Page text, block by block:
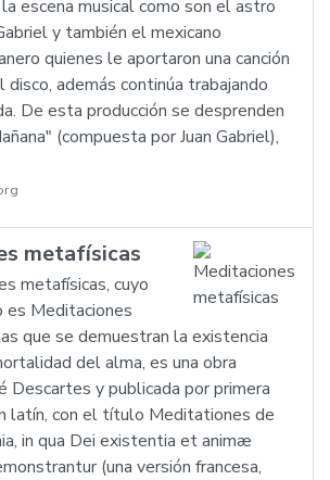
escena musical como son el astro
y también el mexicano
quienes le aportaron una canción
disco, además continúa trabajando
De esta producción se desprenden
(compuesta por Juan Gabriel),
metafísicas
metafísicas, cuyo
Meditaciones
que se demuestran la existencia
del alma, es una obra
Descartes y publicada por primera
latín, con el título Meditationes de
in qua Dei existentia et animæ
(una versión francesa,